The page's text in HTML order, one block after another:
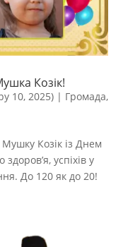
Козік!
10, 2025)| Громада,
Козік із Днем
успіхів у
До 120 як до 20!